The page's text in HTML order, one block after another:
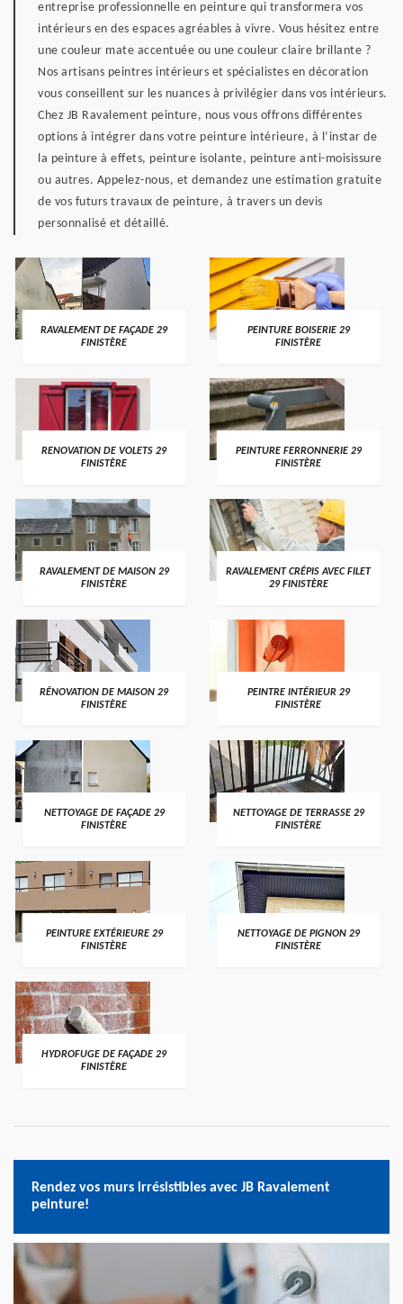
entreprise professionnelle en peinture qui transformera vos
intérieurs en des espaces agréables à vivre. Vous hésitez entre
une couleur mate accentuée ou une couleur claire brillante ?
Nos artisans peintres intérieurs et spécialistes en décoration
vous conseillent sur les nuances à privilégier dans vos intérieurs.
Chez JB Ravalement peinture, nous vous offrons différentes
options à intégrer dans votre peinture intérieure, à l’instar de
la peinture à effets, peinture isolante, peinture anti-moisissure
ou autres. Appelez-nous, et demandez une estimation gratuite
de vos futurs travaux de peinture, à travers un devis
personnalisé et détaillé.
RAVALEMENT DE FAÇADE 29
FINISTÈRE
PEINTURE BOISERIE 29
FINISTÈRE
RENOVATION DE VOLETS 29
FINISTÈRE
PEINTURE FERRONNERIE 29
FINISTÈRE
RAVALEMENT DE MAISON 29
FINISTÈRE
RAVALEMENT CRÉPIS AVEC FILET
29 FINISTÈRE
RÉNOVATION DE MAISON 29
FINISTÈRE
PEINTRE INTÉRIEUR 29
FINISTÈRE
NETTOYAGE DE FAÇADE 29
FINISTÈRE
NETTOYAGE DE TERRASSE 29
FINISTÈRE
PEINTURE EXTÉRIEURE 29
FINISTÈRE
NETTOYAGE DE PIGNON 29
FINISTÈRE
HYDROFUGE DE FAÇADE 29
FINISTÈRE
Rendez vos murs irrésistibles avec JB Ravalement
peinture!